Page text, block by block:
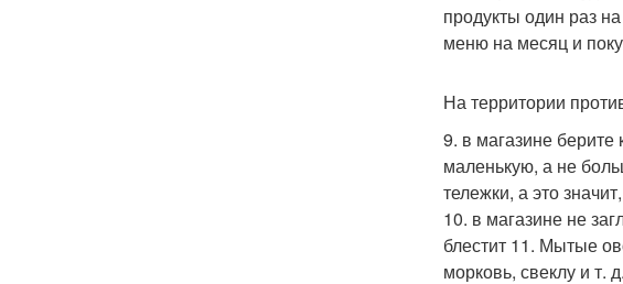
продукты один раз
меню на месяц и
На территории
9. в магазине берите
маленькую, а не
тележки, а это
10. в магазине не
блестит 11. Мытые
морковь, свеклу и т.